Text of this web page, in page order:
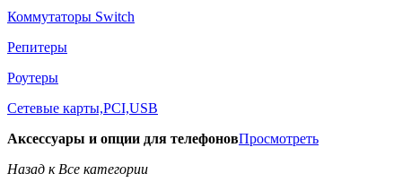
Коммутаторы Switch
Репитеры
Роутеры
Сетевые карты,PCI,USB
Аксессуары и опции для телефоновПросмотреть
Назад к Все категории